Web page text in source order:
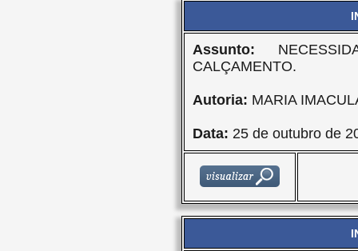
Assunto:
CALÇAMENTO.
Autoria: MARIA
Data: 25 de outubro de